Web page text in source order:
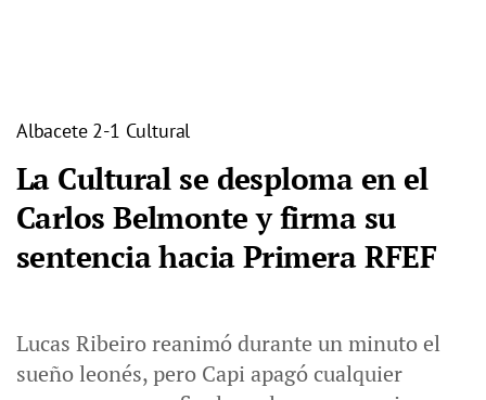
Albacete 2-1 Cultural
La Cultural se desploma en el
Carlos Belmonte y firma su
sentencia hacia Primera RFEF
Lucas Ribeiro reanimó durante un minuto el
sueño leonés, pero Capi apagó cualquier